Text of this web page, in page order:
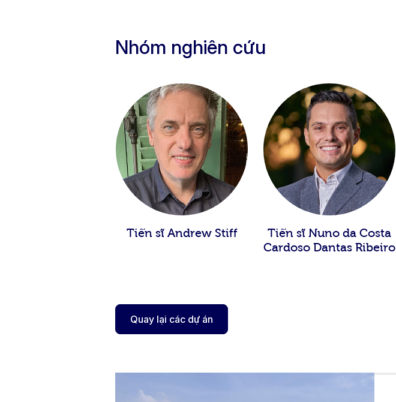
Nhóm nghiên cứu
Tiến sĩ Andrew Stiff
Tiến sĩ Nuno da Costa
Cardoso Dantas Ribeiro
Quay lại các dự án